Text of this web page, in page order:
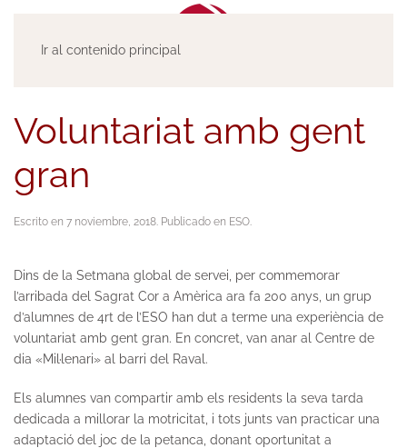
Ir al contenido principal
Voluntariat amb gent
gran
Escrito en 7 noviembre, 2018. Publicado en ESO.
Dins de la Setmana global de servei, per commemorar
l’arribada del Sagrat Cor a Amèrica ara fa 200 anys, un grup
d’alumnes de 4rt de l’ESO han dut a terme una experiència de
voluntariat amb gent gran. En concret, van anar al Centre de
dia «Mil·lenari» al barri del Raval.
Els alumnes van compartir amb els residents la seva tarda
dedicada a millorar la motricitat, i tots junts van practicar una
adaptació del joc de la petanca, donant oportunitat a